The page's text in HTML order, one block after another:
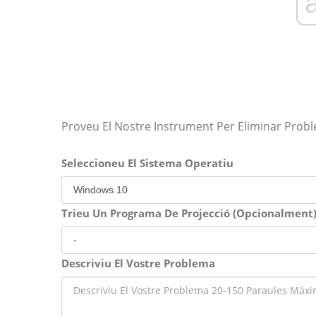
Proveu El Nostre Instrument Per Eliminar
Seleccioneu El Sistema Operatiu
Trieu Un Programa De Projecció (Opcionalment)
Descriviu El Vostre Problema